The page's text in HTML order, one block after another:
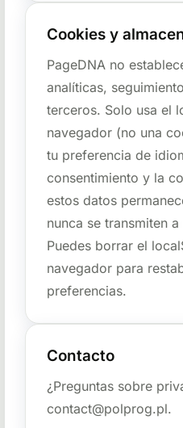
Cookies y
PageDNA no
analíticas,
terceros. Solo usa el
navegador (no una
tu preferencia de
consentimiento y la
estos datos
nunca se transmiten
Puedes borrar el
navegador para
preferencias.
Contacto
¿Preguntas sobre
contact@polprog.pl.